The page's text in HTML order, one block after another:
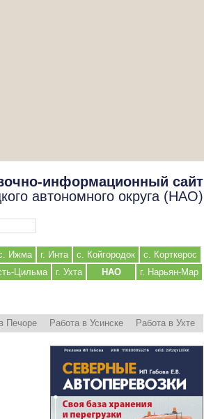
информационный сайт
автономного округа (НАО)
Ижма г. Инта с. Койгородок
с. Корткерос
Цильма г. Ухта НАО г. Нарьян-Мар
Печоре Работа в Усинске Работа в Ухте